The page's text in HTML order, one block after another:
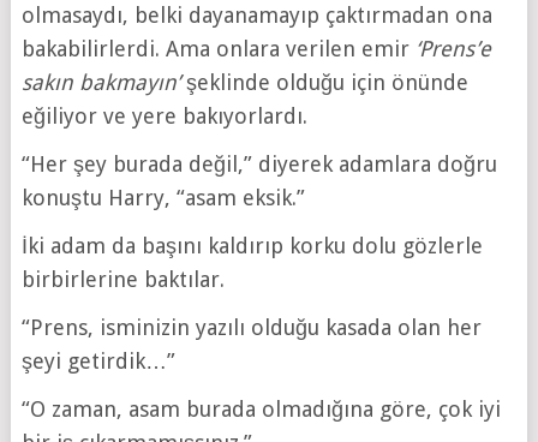
olmasaydı, belki dayanamayıp çaktırmadan ona
bakabilirlerdi. Ama onlara verilen emir ‘Prens’e
sakın bakmayın’şeklinde olduğu için önünde
eğiliyor ve yere bakıyorlardı.
“Her şey burada değil,” diyerek adamlara doğru
konuştu Harry, “asam eksik.”
İki adam da başını kaldırıp korku dolu gözlerle
birbirlerine baktılar.
“Prens, isminizin yazılı olduğu kasada olan her
şeyi getirdik…”
“O zaman, asam burada olmadığına göre, çok iyi